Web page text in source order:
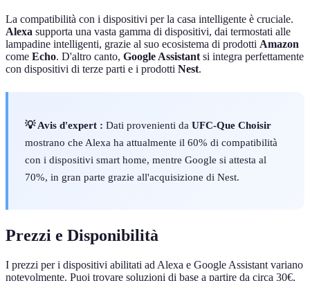
La compatibilità con i dispositivi per la casa intelligente è cruciale.
Alexa supporta una vasta gamma di dispositivi, dai termostati alle
lampadine intelligenti, grazie al suo ecosistema di prodotti Amazon
come Echo. D'altro canto, Google Assistant si integra perfettamente
con dispositivi di terze parti e i prodotti Nest.
💡 Avis d'expert : Dati provenienti da UFC-Que Choisir
mostrano che Alexa ha attualmente il 60% di compatibilità
con i dispositivi smart home, mentre Google si attesta al
70%, in gran parte grazie all'acquisizione di Nest.
Prezzi e Disponibilità
I prezzi per i dispositivi abilitati ad Alexa e Google Assistant variano
notevolmente. Puoi trovare soluzioni di base a partire da circa 30€,